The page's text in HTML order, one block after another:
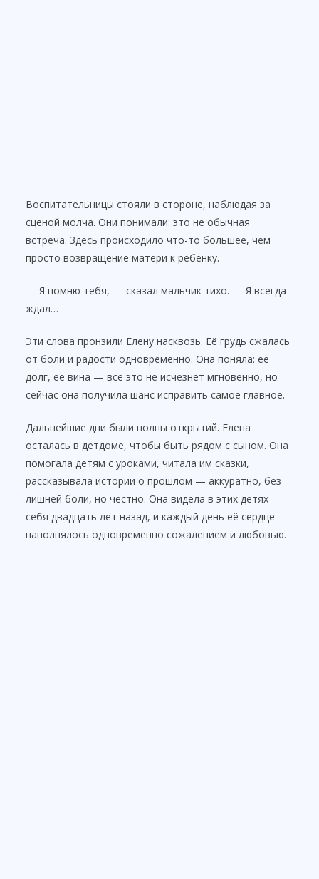
Воспитательницы стояли в стороне, наблюдая за
сценой молча. Они понимали: это не обычная
встреча. Здесь происходило что-то большее, чем
просто возвращение матери к ребёнку.
— Я помню тебя, — сказал мальчик тихо. — Я всегда
ждал…
Эти слова пронзили Елену насквозь. Её грудь сжалась
от боли и радости одновременно. Она поняла: её
долг, её вина — всё это не исчезнет мгновенно, но
сейчас она получила шанс исправить самое главное.
Дальнейшие дни были полны открытий. Елена
осталась в детдоме, чтобы быть рядом с сыном. Она
помогала детям с уроками, читала им сказки,
рассказывала истории о прошлом — аккуратно, без
лишней боли, но честно. Она видела в этих детях
себя двадцать лет назад, и каждый день её сердце
наполнялось одновременно сожалением и любовью.